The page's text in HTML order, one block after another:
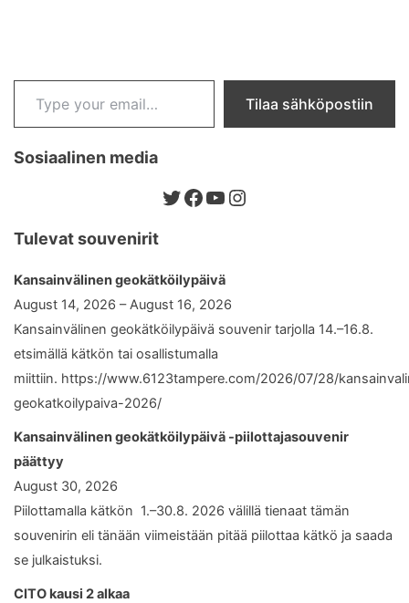
Type your email…
Tilaa sähköpostiin
Sosiaalinen media
Twitter
Facebook
YouTube
Instagram
Tulevat souvenirit
Kansainvälinen geokätköilypäivä
August 14, 2026 – August 16, 2026
Kansainvälinen geokätköilypäivä souvenir tarjolla 14.–16.8.
etsimällä kätkön tai osallistumalla
miittiin. https://www.6123tampere.com/2026/07/28/
geokatkoilypaiva-2026/
Kansainvälinen geokätköilypäivä -piilottajasouvenir
päättyy
August 30, 2026
Piilottamalla kätkön 1.–30.8. 2026 välillä tienaat tämän
souvenirin eli tänään viimeistään pitää piilottaa kätkö ja saada
se julkaistuksi.
CITO kausi 2 alkaa